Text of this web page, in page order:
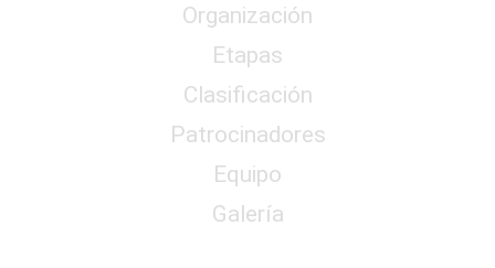
Organización
Etapas
Clasificación
Patrocinadores
Equipo
Galería